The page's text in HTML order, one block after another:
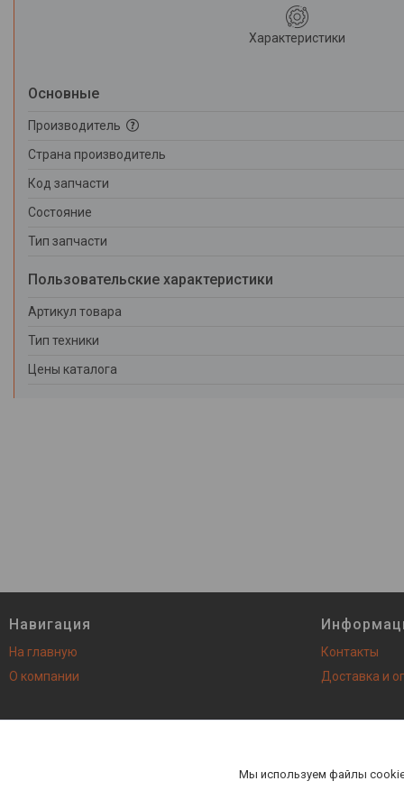
Характеристики
Основные
Производитель
Страна производитель
Код запчасти
Состояние
Тип запчасти
Пользовательские характеристики
Артикул товара
Тип техники
Цены каталога
Навигация
На главную
О компании
Контакты
Доставка и
Мы используем файлы
AutoNEXT - все запасные